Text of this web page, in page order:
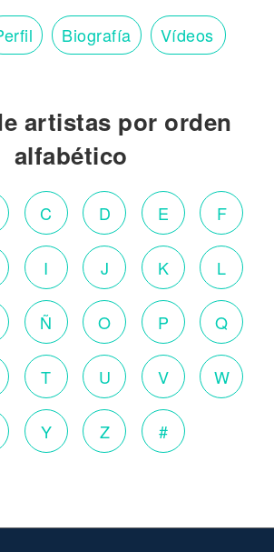
Biografía Vídeos
artistas por orden
alfabético
C D E F
I J K L
Ñ O P Q
T U V W
Y Z #